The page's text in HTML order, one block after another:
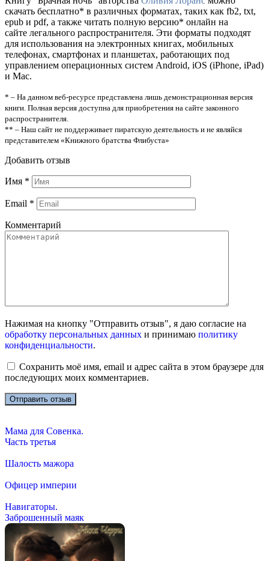
скачать бесплатно* в различных форматах, таких как fb2, txt,
epub и pdf, а также читать полную версию* онлайн на
сайте легального распространителя. Эти форматы подходят
для использования на электронных книгах, мобильных
телефонах, смартфонах и планшетах, работающих под
управлением операционных систем Android, iOS (iPhone, iPad)
и Mac.
* – На данном веб-ресурсе представлена лишь демонстрационная версия
книги. Полная версия доступна для приобретения на сайте законного
распространителя.
** – Наш сайт не поддерживает пиратскую деятельность и не являйся
представителем «Книжного братства Флибуста»
Добавить отзыв
Имя *
Email *
Комментарий
Нажимая на кнопку "Отправить отзыв", я даю согласие на
обработку персональных данных и принимаю политику
конфиденциальности.
Сохранить моё имя, email и адрес сайта в этом браузере для
последующих моих комментариев.
Мама для Совенка.
Часть третья
Шалость мажора
Офицер империи
Навигаторы.
Заброшенный маяк